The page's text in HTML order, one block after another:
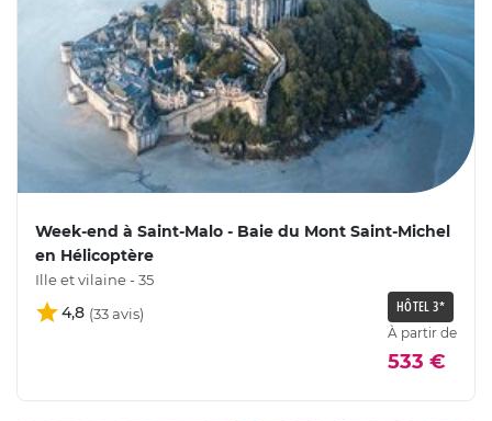
Week-end à Saint-Malo - Baie du Mont Saint-Michel
en Hélicoptère
Ille et vilaine - 35
4,8 HÔTEL 3*
À partir de
533 €